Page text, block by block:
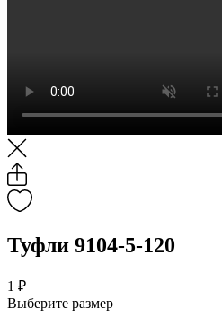
Туфли 9104-5-120
1 ₽
Выберите размер